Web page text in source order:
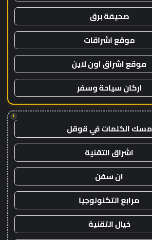
صحيفة برق
موقع اشراقات
موقع اشراق اون لاين
اركان سياحة وسفر
!
مسك الكلمات في قوقل
اشراق التقنية
ان سفن
مرابع التكنولوجيا
خيال التقنية